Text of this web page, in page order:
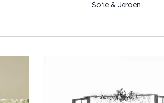
Sofie & Jeroen